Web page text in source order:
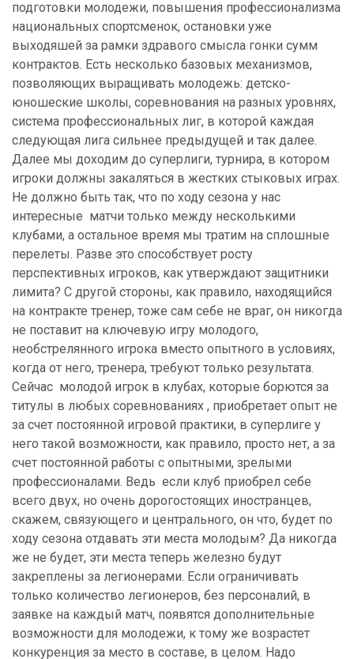
подготовки молодежи, повышения профессионализма
национальных спортсменок, остановки уже
выходяшей за рамки здравого смысла гонки сумм
контрактов. Есть несколько базовых механизмов,
позволяющих выращивать молодежь: детско-
юношеские школы, соревнования на разных уровнях,
система профессиональных лиг, в которой каждая
следующая лига сильнее предыдущей и так далее.
Далее мы доходим до суперлиги, турнира, в котором
игроки должны закаляться в жестких стыковых играх.
Не должно быть так, что по ходу сезона у нас
интересные матчи только между несколькими
клубами, а остальное время мы тратим на сплошные
перелеты. Разве это способствует росту
перспективных игроков, как утверждают защитники
лимита? С другой стороны, как правило, находящийся
на контракте тренер, тоже сам себе не враг, он никогда
не поставит на ключевую игру молодого,
необстрелянного игрока вместо опытного в условиях,
когда от него, тренера, требуют только результата.
Сейчас молодой игрок в клубах, которые борются за
титулы в любых соревнованиях , приобретает опыт не
за счет постоянной игровой практики, в суперлиге у
него такой возможности, как правило, просто нет, а за
счет постоянной работы с опытными, зрелыми
профессионалами. Ведь если клуб приобрел себе
всего двух, но очень дорогостоящих иностранцев,
скажем, связующего и центрального, он что, будет по
ходу сезона отдавать эти места молодым? Да никогда
же не будет, эти места теперь железно будут
закреплены за легионерами. Если ограничивать
только количество легионеров, без персоналий, в
заявке на каждый матч, появятся дополнительные
возможности для молодежи, к тому же возрастет
конкуренция за место в составе, в целом. Надо